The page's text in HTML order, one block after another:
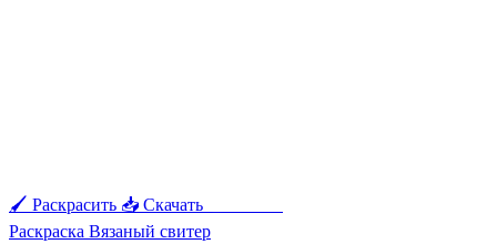
🖌 Раскрасить 📥 Скачать
Раскраска Вязаный свитер